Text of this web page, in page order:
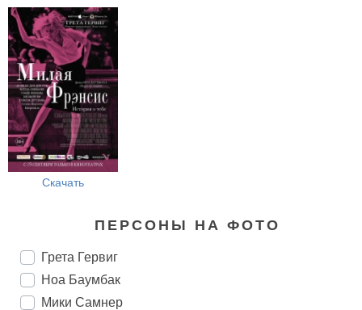
Скачать
ПЕРСОНЫ НА ФОТО
Грета Гервиг
Ноа Баумбак
Мики Самнер